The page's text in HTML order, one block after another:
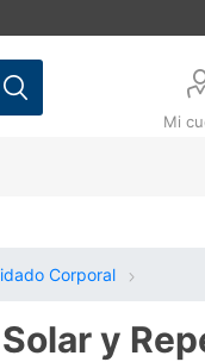
Mi
Corporal
y